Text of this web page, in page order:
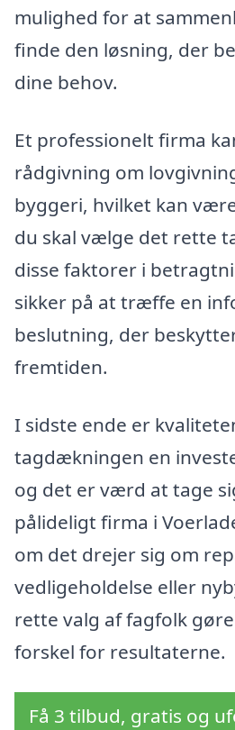
mulighed for at
finde den løsning, der
dine behov.
Et professionelt firma
rådgivning om
byggeri, hvilket kan
du skal vælge det rette
disse faktorer i
sikker på at træffe en
beslutning, der
fremtiden.
I sidste ende er
tagdækningen en
og det er værd at tage
pålideligt firma i
om det drejer sig om
vedligeholdelse eller
rette valg af fagfolk
forskel for resultaterne.
Få 3 tilbud, gratis og